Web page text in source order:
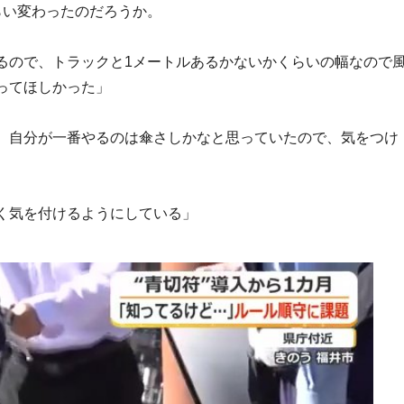
変わったのだろうか。
で、トラックと1メートルあるかないかくらいの幅なので
ほしかった」
分が一番やるのは傘さしかなと思っていたので、気をつけ
を付けるようにしている」